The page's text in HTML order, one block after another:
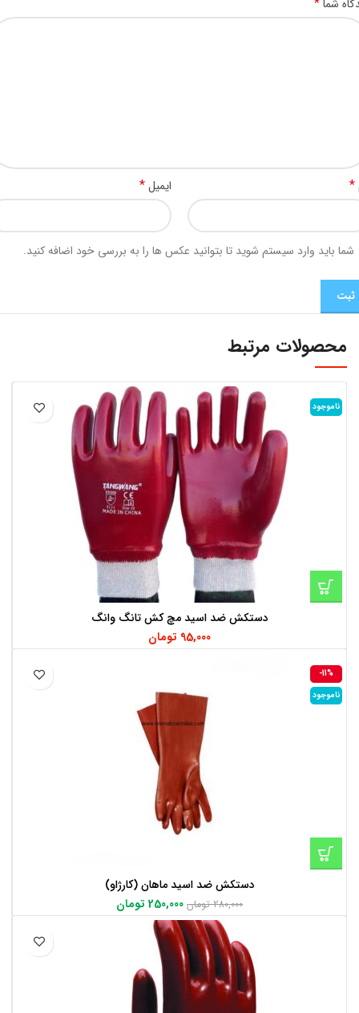
شما
* ایمیل*
شما باید وارد سیستم شوید تا بتوانید عکس ها را به بررسی خود اضافه کنید.
محصولات مرتبط
ناموجود
دستکش ضد اسید مچ کش تانگ وانگ
95,000 تومان
-11%
ناموجود
دستکش ضد اسید ماهان (کارژاو)
280,000 تومان 250,000 تومان